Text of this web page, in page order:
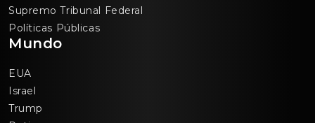
Supremo Tribunal Federal
Políticas Públicas
Mundo
EUA
Israel
Trump